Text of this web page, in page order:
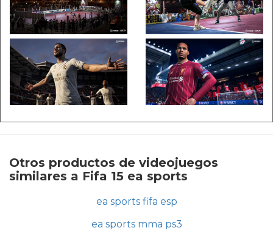
Otros productos de videojuegos
similares a Fifa 15 ea sports
ea sports fifa esp
ea sports mma ps3